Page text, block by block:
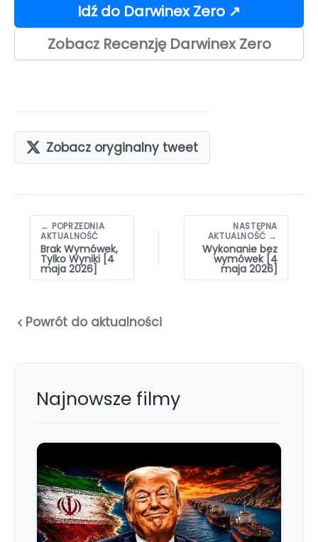
Idź do Darwinex Zero ↗
Zobacz Recenzję Darwinex Zero
Zobacz oryginalny tweet
Nawigacja
wpisów
← POPRZEDNIA
AKTUALNOŚĆ
Brak Wymówek,
Tylko Wyniki [4
maja 2026]
NASTĘPNA
AKTUALNOŚĆ →
Wykonanie bez
wymówek [4
maja 2026]
Powrót do aktualności
Najnowsze filmy